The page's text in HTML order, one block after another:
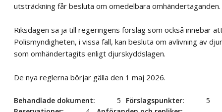
utsträckning får besluta om omedelbara omhändertaganden.
Riksdagen sa ja till regeringens förslag som också innebär
Polismyndigheten, i vissa fall, kan besluta om avlivning av djur
som omhändertagits enligt djurskyddslagen.
De nya reglerna börjar gälla den 1 maj 2026.
Behandlade dokument 5 Förslagspunkter
5